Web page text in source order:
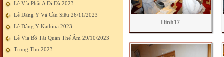
Lễ Vía Phật A Di Đà 2023
Lễ Dâng Y Và Cầu Siêu 26/11/2023
Lễ Dâng Y Kathina 2023
Lễ Vía Bồ Tát Quán Thế Âm 29/10/2023
Trung Thu 2023
Hình17